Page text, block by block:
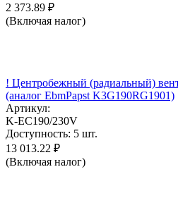
2 373.89 ₽
(Включая налог)
! Центробежный (радиальный)
(аналог EbmPapst K3G190RG1901)
Артикул:
K-EC190/230V
Доступность: 5 шт.
13 013.22 ₽
(Включая налог)